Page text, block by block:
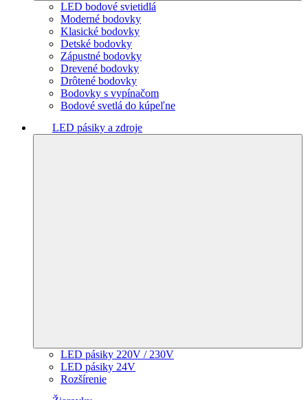
LED bodové svietidlá
Moderné bodovky
Klasické bodovky
Detské bodovky
Zápustné bodovky
Drevené bodovky
Drôtené bodovky
Bodovky s vypínačom
Bodové svetlá do kúpeľne
LED pásiky a zdroje
LED pásiky 220V / 230V
LED pásiky 24V
Rozšírenie